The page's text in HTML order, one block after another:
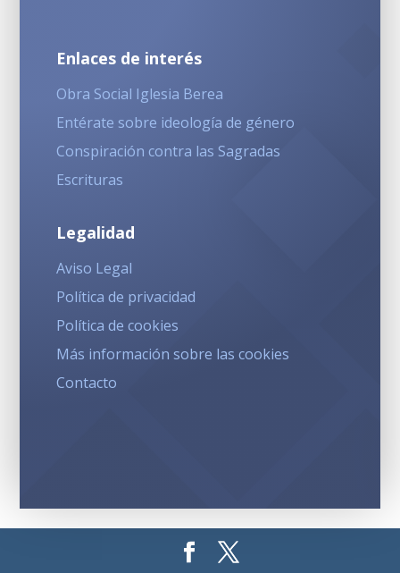
Enlaces de interés
Obra Social Iglesia Berea
Entérate sobre ideología de género
Conspiración contra las Sagradas
Escrituras
Legalidad
Aviso Legal
Política de privacidad
Política de cookies
Más información sobre las cookies
Contacto